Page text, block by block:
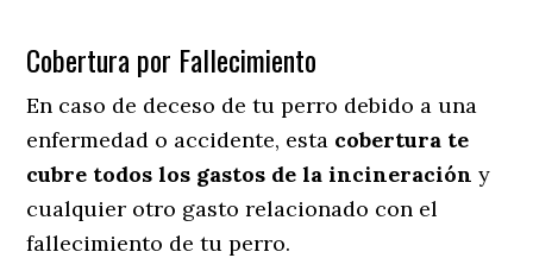
Cobertura por Fallecimiento
En caso de deceso de tu perro debido a una
enfermedad o accidente, esta cobertura te
cubre todos los gastos de la incineración y
cualquier otro gasto relacionado con el
fallecimiento de tu perro.